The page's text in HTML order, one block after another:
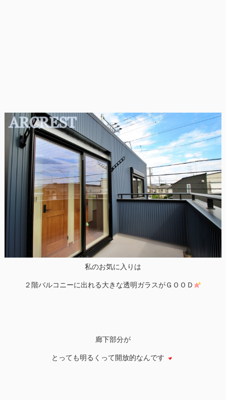
私のお気に入りは
２階バルコニーに出れる大きな透明ガラスがＧＯＯＤ
廊下部分が
とっても明るくって開放的なんです